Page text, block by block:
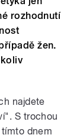
rozhodnutí
žen.
najdete
S trochou
dnem